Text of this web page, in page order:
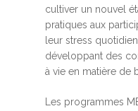
cultiver un nouvel
pratiques aux
leur stress
développant des
à vie en matière de
Les programmes